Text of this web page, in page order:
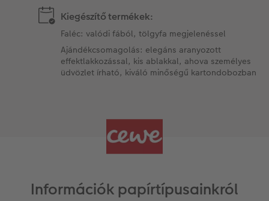
Kiegészítő termékek:
Faléc: valódi fából, tölgyfa megjelenéssel
Ajándékcsomagolás: elegáns aranyozott
effektlakkozással, kis ablakkal, ahova személyes
üdvözlet írható, kiváló minőségű kartondobozban
Információk papírtípusainkról